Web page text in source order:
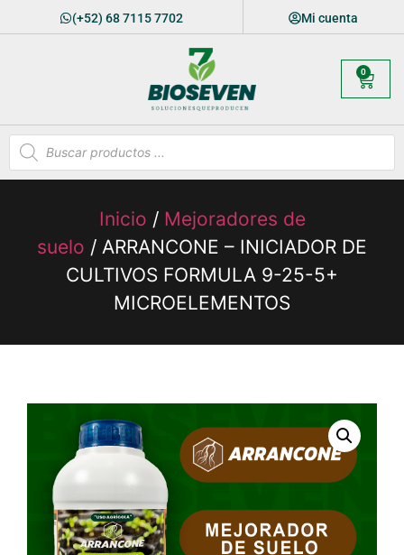
(+52) 68 7115 7702 Mi cuenta
0
Inicio / Mejoradores de
suelo / ARRANCONE – INICIADOR DE
CULTIVOS FORMULA 9-25-5+
MICROELEMENTOS